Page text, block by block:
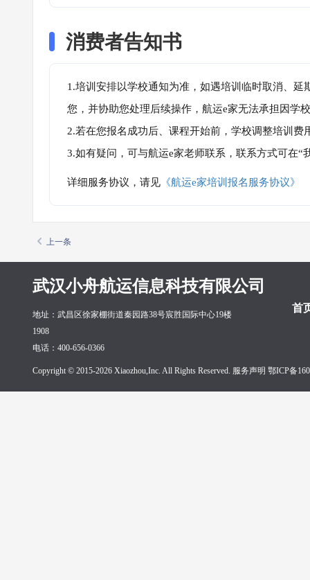
消费者告知书
1.培训安排以学校通知为准，如遇培训临时取消、
您，并协助您处理后续操作，航运e家无法承担因学
2.若在您报名成功后、课程开始前，学校调整培训
3.如有疑问，可与航运e家老师联系，联系方式可在
详细服务协议，请见 《航运e家培训报名服务协议》
上一条
武汉小舟航运信息科技有限公司
首
地址：武昌区徐家棚街道秦园路38号宸胜国际中心19楼
1908
电话：400-656-0366
Copyright © 2015-2026 Xiaozhou,Inc. All Rights Reserved. 服务声明 鄂ICP备